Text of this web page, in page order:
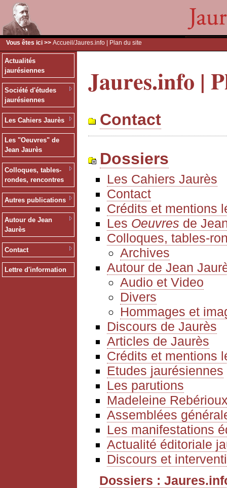
Vous êtes ici >> Accueil /Jaures.info | Plan du site
Actualités
jaurésiennes
Société d'études
jaurésiennes
Les Cahiers Jaurès
Les "Oeuvres" de
Jean Jaurès
Colloques, tables-
rondes, rencontres
Autres publications
Autour de Jean
Jaurès
Contact
Lettre d'information
Jaures.info |
Contact
Dossiers
Les Cahiers Jaurès
Contact
Crédits et mentions
Les Oeuvres de
Colloques, tables-
Archives
Autour de Jean
Audio et Video
Divers
Hommages et
Discours de Jaurès
Articles de Jaurès
Crédits et mentions
Etudes jaurésiennes
Les parutions
Madeleine
Assemblées
Les manifestations
Actualité éditoriale
Discours et
Dossiers :